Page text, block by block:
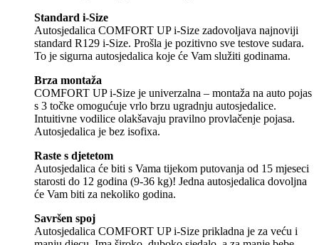
Standard i-Size
Autosjedalica COMFORT UP i-Size zadovoljava najnoviji
standard R129 i-Size. Prošla je pozitivno sve testove sudara.
To je sigurna autosjedalica koje će Vam služiti godinama.
Brza montaža
COMFORT UP i-Size je univerzalna – montaža na auto pojas
s 3 točke omogućuje vrlo brzu ugradnju autosjedalice.
Intuitivne vodilice olakšavaju pravilno provlačenje pojasa.
Autosjedalica je bez isofixa.
Raste s djetetom
Autosjedalica će biti s Vama tijekom putovanja od 15 mjeseci
starosti do 12 godina (9-36 kg)! Jedna autosjedalica dovoljna
će Vam biti za nekoliko godina.
Savršen spoj
Autosjedalica COMFORT UP i-Size prikladna je za veću i